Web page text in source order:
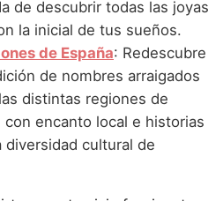
que empiezan por V
que empiezan por W
que empiezan por X
que empiezan por Y
de descubrir todas las joyas
la inicial de tus sueños.
de España: Redescubre
de nombres arraigados
distintas regiones de
con encanto local e historias
diversidad cultural de